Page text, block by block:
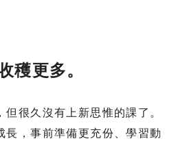
穫更多。
很久沒有上新思惟的課了。
長，事前準備更充份、學習動